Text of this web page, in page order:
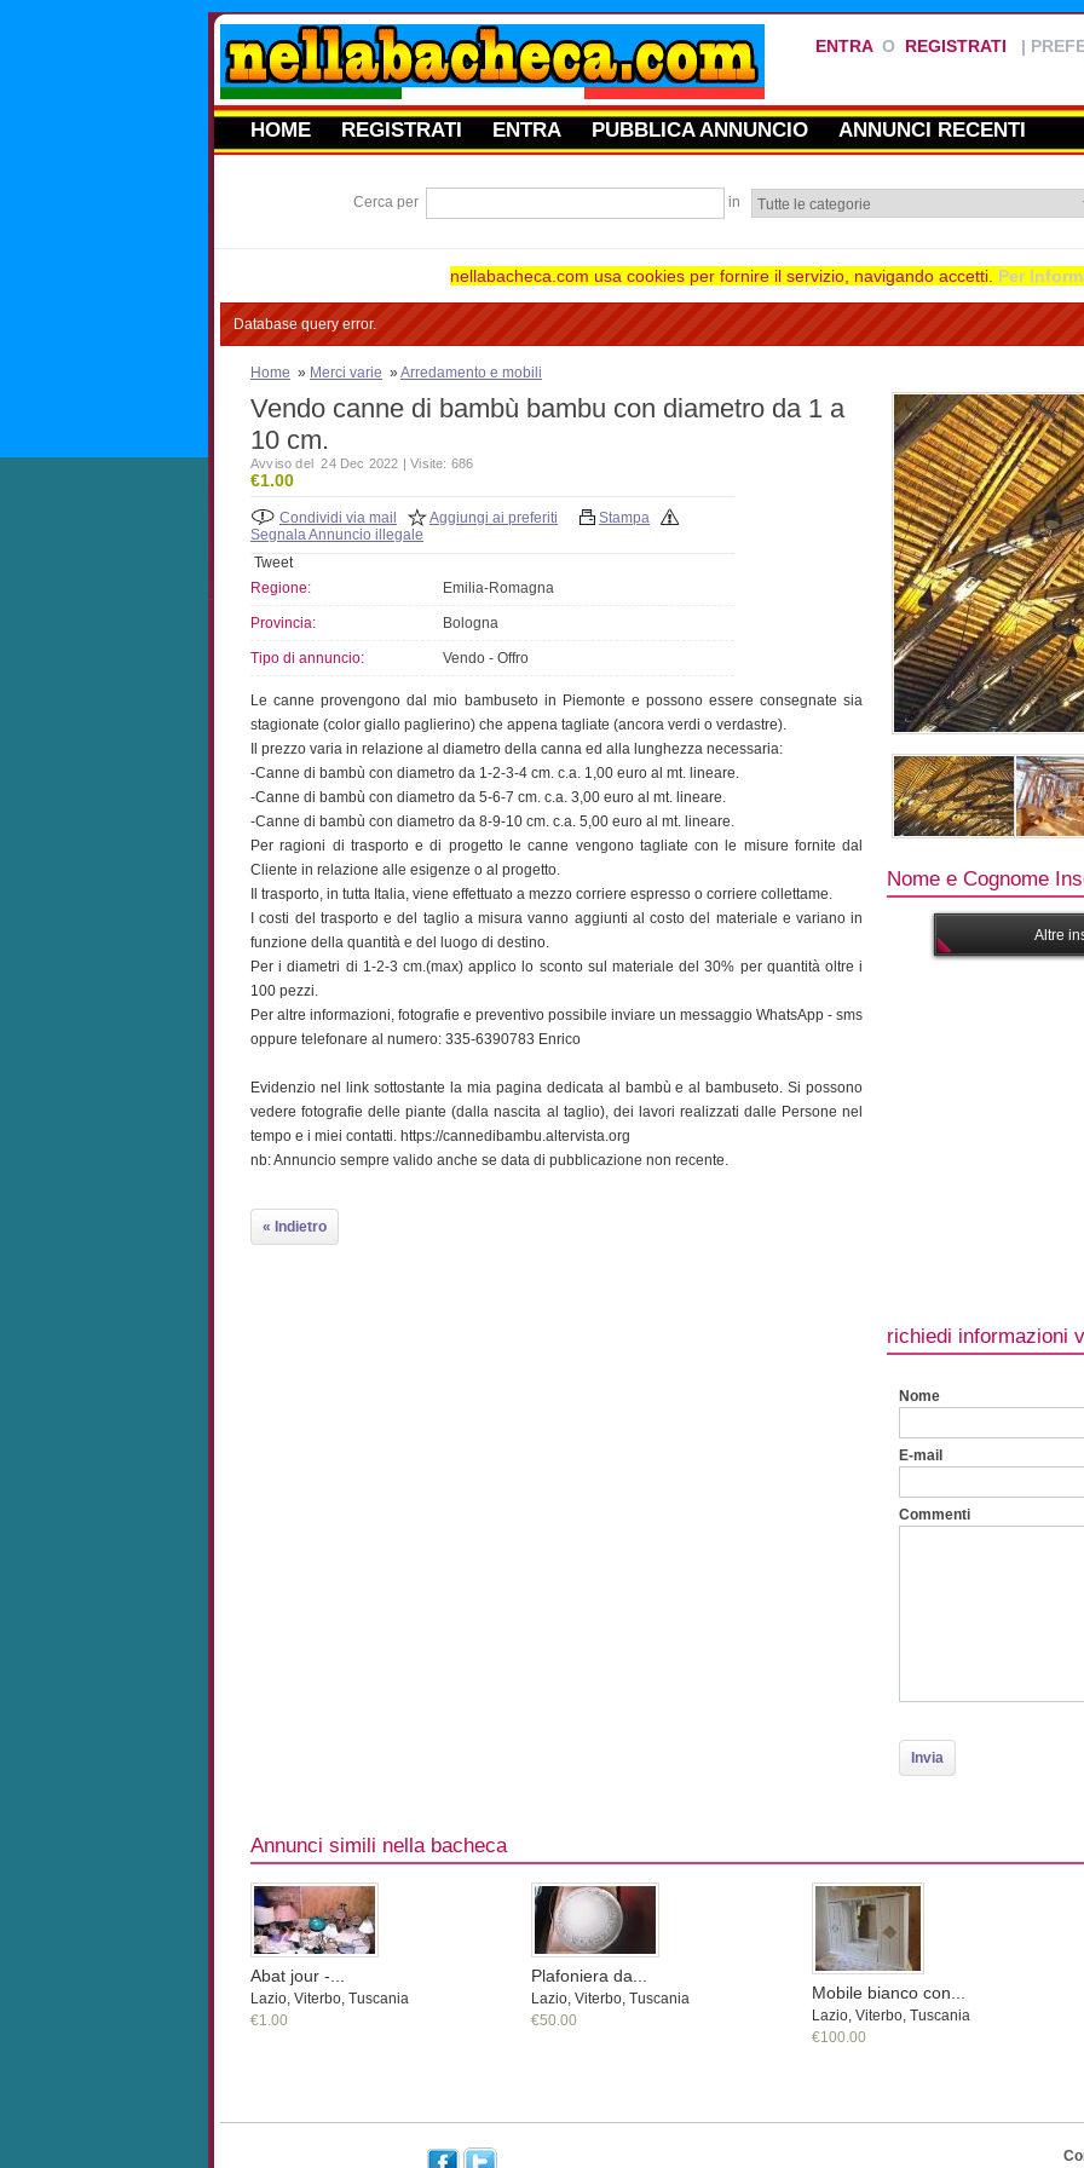
ENTRAO REGISTRATI |
HOME REGISTRATI ENTRA PUBBLICA ANNUNCIO ANNUNCI RECENTI
Cerca per in
nellabacheca.com usa cookies per fornire il servizio, navigando accetti. Per
Database query error.
Home » Merci varie »Arredamento e mobili
Vendo canne di bambù bambu con diametro da 1 a
10 cm.
Avviso del 24 Dec 2022 | Visite: 686
€1.00
Condividi via mail Aggiungi ai preferiti
Stampa
Segnala Annuncio illegale
Tweet
Regione:
Emilia-Romagna
Provincia: Bologna
Tipo di annuncio: Vendo - Offro
Le canne provengono dal mio bambuseto in Piemonte e possono essere consegnate sia
stagionate (color giallo paglierino) che appena tagliate (ancora verdi o verdastre).
Il prezzo varia in relazione al diametro della canna ed alla lunghezza necessaria:
-Canne di bambù con diametro da 1-2-3-4 cm. c.a. 1,00 euro al mt. lineare.
-Canne di bambù con diametro da 5-6-7 cm. c.a. 3,00 euro al mt. lineare.
-Canne di bambù con diametro da 8-9-10 cm. c.a. 5,00 euro al mt. lineare.
Per ragioni di trasporto e di progetto le canne vengono tagliate con le misure fornite dal
Cliente in relazione alle esigenze o al progetto.
Il trasporto, in tutta Italia, viene effettuato a mezzo corriere espresso o corriere collettame.
I costi del trasporto e del taglio a misura vanno aggiunti al costo del materiale e variano in
funzione della quantità e del luogo di destino.
Per i diametri di 1-2-3 cm.(max) applico lo sconto sul materiale del 30% per quantità oltre i
100 pezzi.
Per altre informazioni, fotografie e preventivo possibile inviare un messaggio WhatsApp - sms
oppure telefonare al numero: 335-6390783 Enrico
Evidenzio nel link sottostante la mia pagina dedicata al bambù e al bambuseto. Si possono
vedere fotografie delle piante (dalla nascita al taglio), dei lavori realizzati dalle Persone nel
tempo e i miei contatti. https://cannedibambu.altervista.org
nb: Annuncio sempre valido anche se data di pubblicazione non recente.
« Indietro
Nome e Cognome
Altre
richiedi informazioni
Nome
E-mail
Commenti
Annunci simili nella bacheca
Abat jour -...
Lazio, Viterbo, Tuscania
€1.00
Plafoniera da...
Lazio, Viterbo, Tuscania
€50.00
Mobile bianco con...
Lazio, Viterbo, Tuscania
€100.00